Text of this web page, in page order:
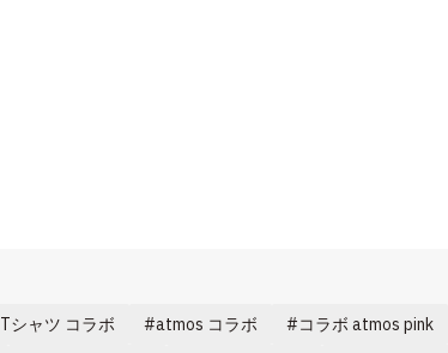
Tシャツ コラボ atmos コラボ
コラボ atmos pink